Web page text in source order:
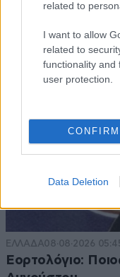
related to
I want to allow
related to
functionality and
user protection.
CONFIRM
Data Deletion
ΕΛΛΑΔΑ08·08·2026
Εορτολόγιο: